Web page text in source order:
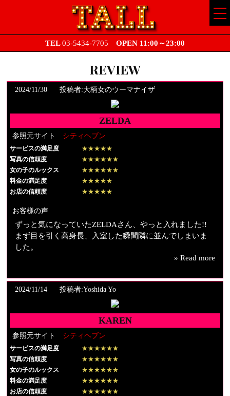
TEL03-5434-7705 OPEN 11:00～23:00
REVIEW
2024/11/30 投稿者:大柄女のウーマナイザ
ZELDA
参照元サイト シティヘブン
サービスの満足度
★★★★★
写真の信頼度
★★★★★★
女の子のルックス
★★★★★★
料金の満足度
★★★★★
お店の信頼度
★★★★★
お客様の声
ずっと気になっていたZELDAさん、やっと入れました!!
まず目を引く高身長、入室した瞬間隣に並んでしまいま
した。
服を脱いだらすぐに「力比べする?」と不敵な笑み、ギン
負け。下半身のどっしり感が全く違います。
自転車で長距離走るだけあって、筋肉質な太ももで挟ま
れる、踏まれること何度も。そしてカニ挟みされ、頭蓋
骨が軋む音を聞きながら数秒意識飛ばし、復活した瞬間
に胸郭の上に巨尻がドーン。陸上で窒息死する体験を味
わえます。
顔面にもしっかり体重かけられたあと、最後は鏡の前で
立ちながら長くて太い足の間で大量に搾り取られ。
西洋画の裸婦像ラージサイズ、と自称するだけあり、女
神度は最強です。
» Read more
2024/11/14 投稿者:Yoshida Yo
KAREN
参照元サイト シティヘブン
サービスの満足度
★★★★★★
写真の信頼度
★★★★★★
女の子のルックス
★★★★★★
料金の満足度
★★★★★★
お店の信頼度
★★★★★★